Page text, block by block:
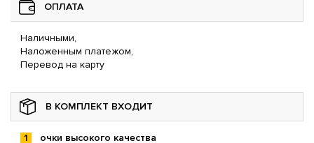
ОПЛАТА
Наличными,
Наложенным платежом,
Перевод на карту
В КОМПЛЕКТ ВХОДИТ
очки высокого качества